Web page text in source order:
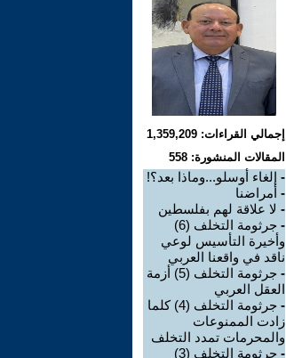
إجمالي القراءات: 1,359,209
المقالات المنشورة: 558
- إلغاء أوسلو...وماذا بعد؟!
- أمراضنا
- لا علاقة لهم بفلسطين
-
جرثومة التخلف (6)
وأخيرة التأسيس لوعي
ناقد في واقعنا العربي
-
جرثومة التخلف (5) أزمة
العقل العربي
-
جرثومة التخلف (4) كلما
زادت الممنوعات
والمحرمات تمدد التخلف
-
جرثومة التخلف (3)